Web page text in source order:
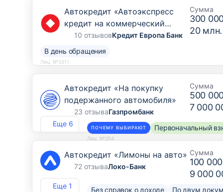
Автокредит «Автоэкспресс
кредит на коммерческий
транспорт, грузовой транспорт
и спецтехнику»
10 отзывовКредит Европа Банк
Сумма
300
20
В день обращения
Лиц. №3311
Еще 6
Автокредит «На покупку
подержанного автомобиля»
23 отзываГазпромбанк
Сумма
500
7 000
ПОЧЕМУ ВЫБИРАЮТ Первоначальный
Лиц. №354
Еще 1
Автокредит «Лимоны на авто»
72 отзываЛоко-Банк
Сумма
100
9 000
Без справок о доходе По двум